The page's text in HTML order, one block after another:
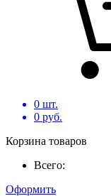
0 шт.
0 руб.
Корзина товаров
Всего:
Оформить